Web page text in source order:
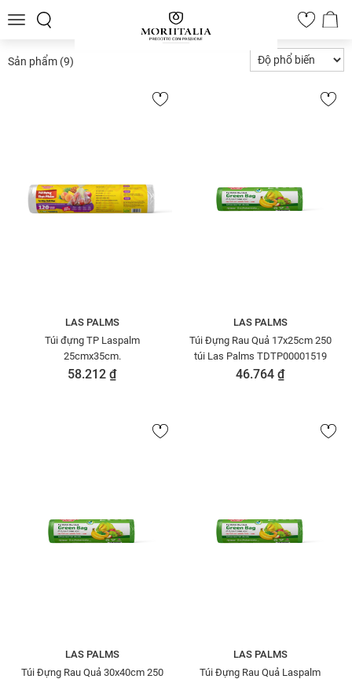
Toggle
0
Sản phẩm (9)
LAS PALMS
Túi đựng TP Laspalm
25cmx35cm.
58.212 ₫
LAS PALMS
Túi Đựng Rau Quả 17x25cm 250
túi Las Palms TDTP00001519
46.764 ₫
LAS PALMS
Túi Đựng Rau Quả 30x40cm 250
LAS PALMS
Túi Đựng Rau Quả Laspalm